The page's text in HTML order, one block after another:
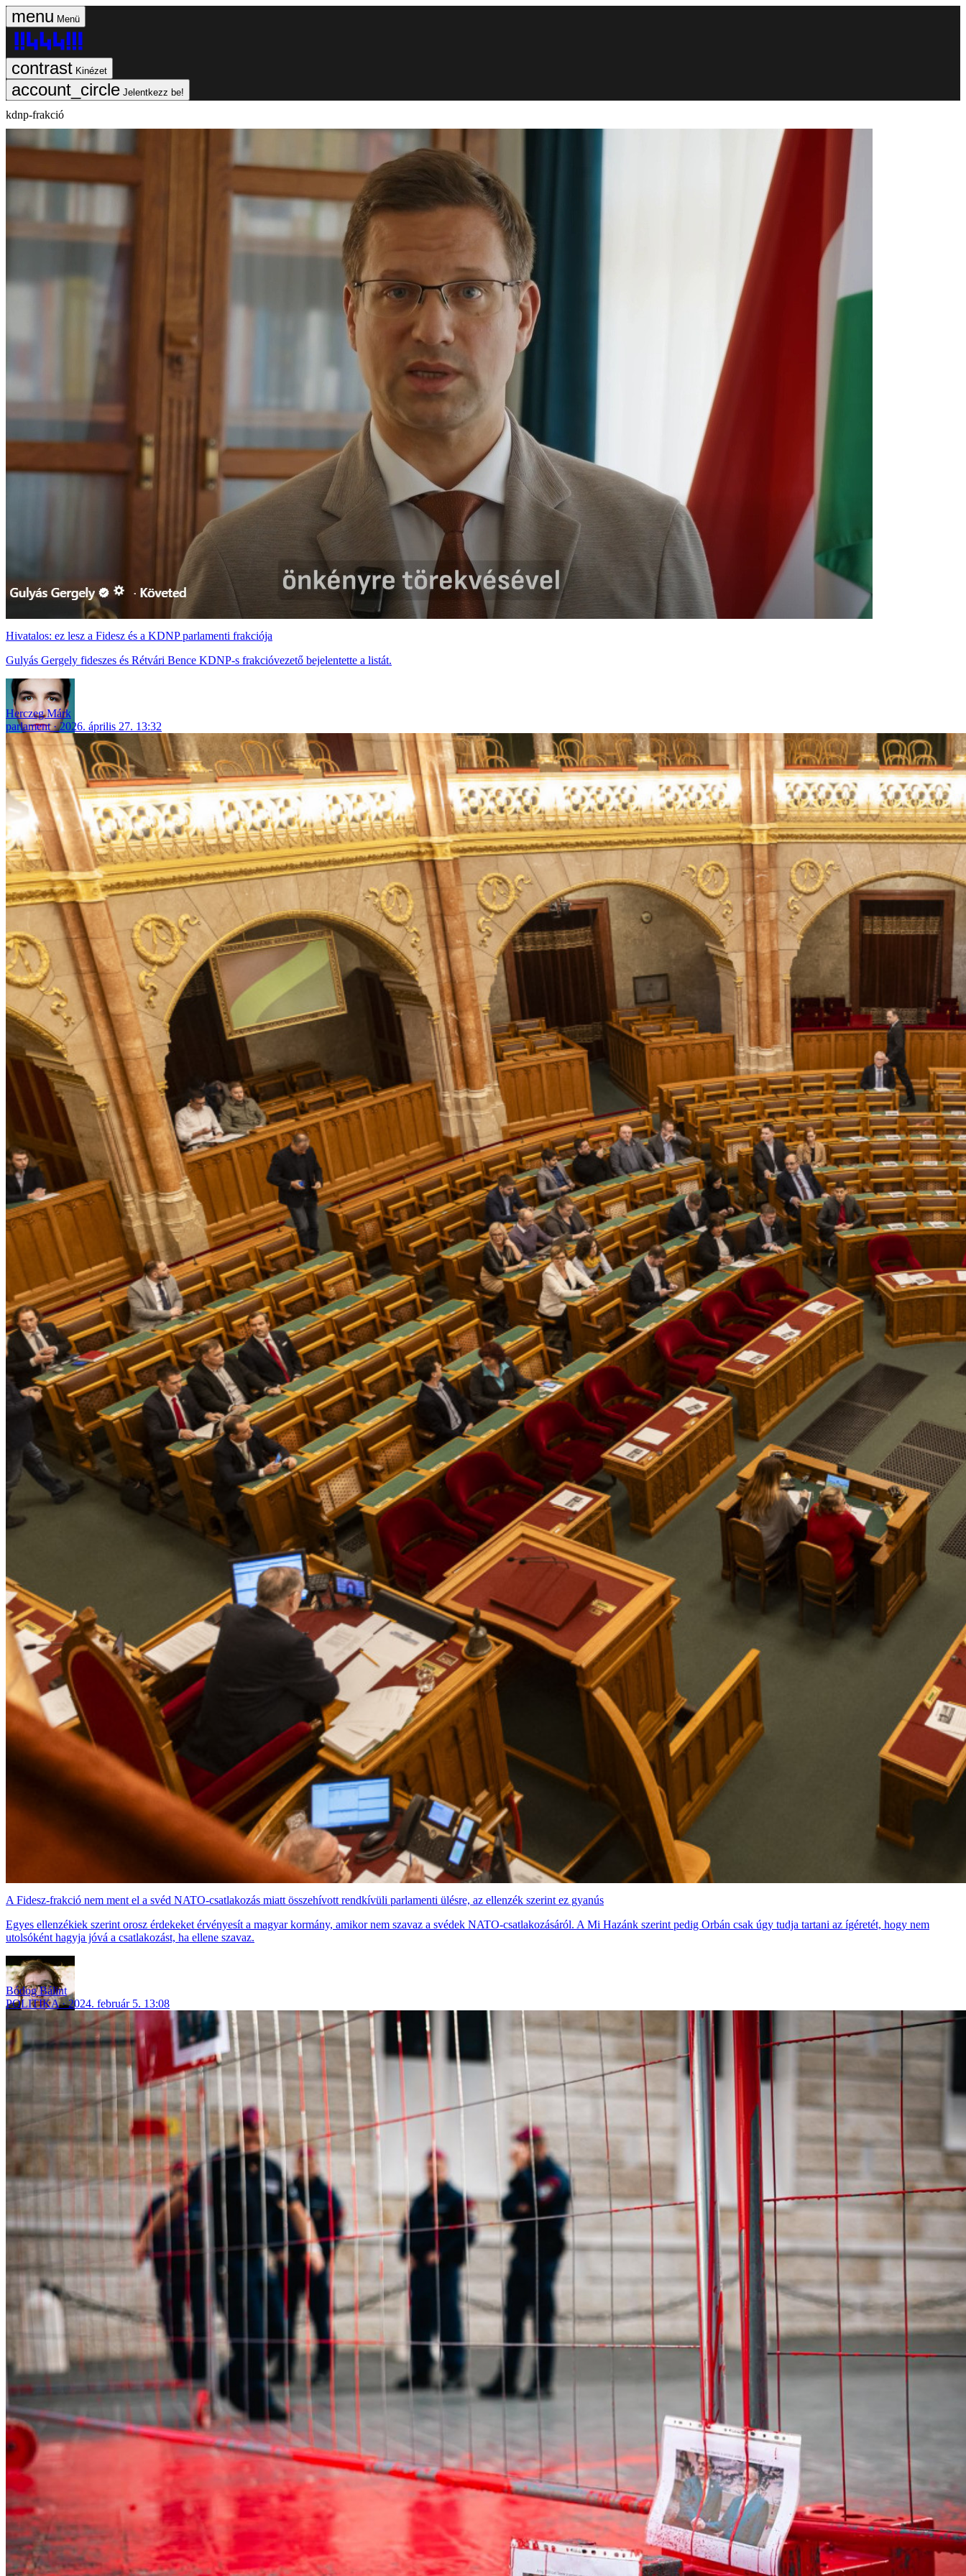
Menü
Kinézet
Jelentkezz be!
kdnp-frakció
Hivatalos: ez lesz a Fidesz és a KDNP parlamenti frakciója
Gulyás Gergely fideszes és Rétvári Bence KDNP-s frakcióvezető bejelentette a listát.
Herczeg Márk
parlament
2026. április 27. 13:32
A Fidesz-frakció nem ment el a svéd NATO-csatlakozás miatt összehívott rendkívüli parlamenti ülésre, az ellenzék szerint ez gyanús
Egyes ellenzékiek szerint orosz érdekeket érvényesít a magyar kormány, amikor nem szavaz a svédek NATO-csatlakozásáról. A Mi Hazánk szerint pedig Orbán csak úgy tudja tartani az ígéretét, hogy nem
utolsóként hagyja jóvá a csatlakozást, ha ellene szavaz.
Bódog Bálint
POLITIKA
2024. február 5. 13:08